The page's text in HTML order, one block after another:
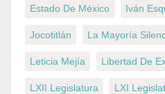
Estado De México Iván
Jocotitlán La Mayoría
Leticia Mejía Libertad De
LXII Legislatura LXI